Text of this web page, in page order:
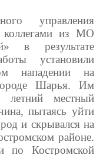
управления
коллегами из МО
в результате
установили
нападении на
Шарья. Им
летний местный
пытаясь уйти
и скрывался на
районе.
по Костромской